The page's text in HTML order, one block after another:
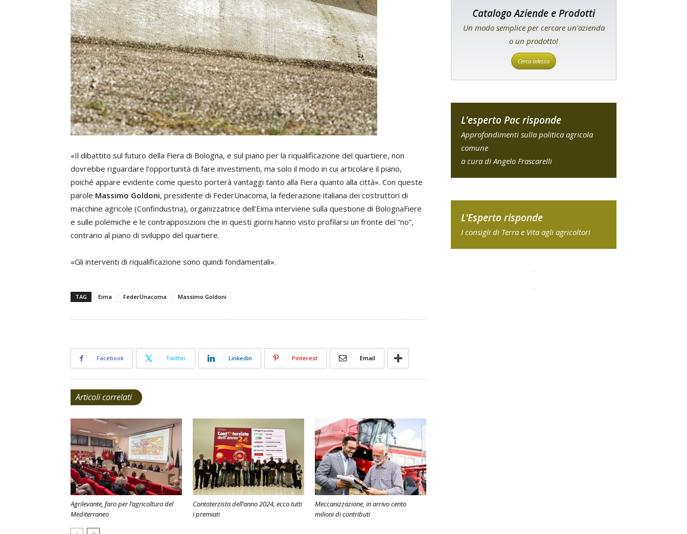
«Il dibattito sul futuro della Fiera di Bologna, e sul piano per la riqualificazione del quartiere, non
dovrebbe riguardare l’opportunità di fare investimenti, ma solo il modo in cui articolare il piano,
poiché appare evidente come questo porterà vantaggi tanto alla Fiera quanto alla città». Con queste
parole Massimo Goldoni, presidente di FederUnacoma, la federazione italiana dei costruttori di
macchine agricole (Confindustria), organizzatrice dell’Eima interviene sulla questione di BolognaFiere
e sulle polemiche e le contrapposizioni che in questi giorni hanno visto profilarsi un fronte del “no”,
contrario al piano di sviluppo del quartiere.
«Gli interventi di riqualificazione sono quindi fondamentali».
TAG Eima FederUnacoma Massimo Goldoni
Facebook Twitter Linkedin Pinterest Email
Articoli correlati
Agrilevante, faro per l’agricoltura del
Mediterraneo
Contoterzista dell’anno 2024, ecco tutti
i premiati
Meccanizzazione, in arrivo cento
milioni di contributi
Catalogo Aziende e Prodotti
Un modo semplice per cercare un'azienda
o un prodotto!
Cerca adesso
L'esperto Pac risponde
Approfondimenti sulla politica agricola
comune
a cura di Angelo Frascarelli
L'Esperto risponde
I consigli di Terra e Vita agli agricoltori